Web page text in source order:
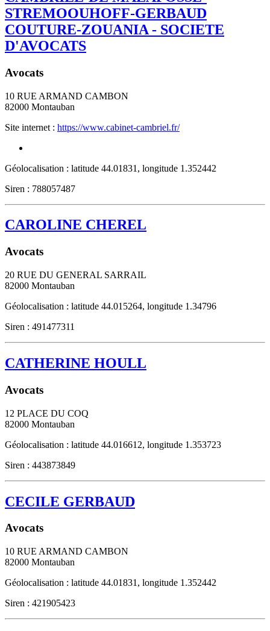
STREMOOUHOFF-GERBAUD
COUTURE-ZOUANIA - SOCIETE
D'AVOCATS
Avocats
10 RUE ARMAND CAMBON
82000 Montauban
Site internet : https://www.cabinet-cambriel.fr/
Géolocalisation : latitude 44.01831, longitude 1.352442
Siren : 788057487
CAROLINE CHEREL
Avocats
20 RUE DU GENERAL SARRAIL
82000 Montauban
Géolocalisation : latitude 44.015264, longitude 1.34796
Siren : 491477311
CATHERINE HOULL
Avocats
12 PLACE DU COQ
82000 Montauban
Géolocalisation : latitude 44.016612, longitude 1.353723
Siren : 443873849
CECILE GERBAUD
Avocats
10 RUE ARMAND CAMBON
82000 Montauban
Géolocalisation : latitude 44.01831, longitude 1.352442
Siren : 421905423